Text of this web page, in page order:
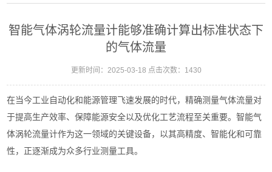
智能气体涡轮流量计能够准确计算出标准状态下
的气体流量
更新时间：2025-03-18 点击次数：1430
在当今工业自动化和能源管理飞速发展的时代，精确测量气体流量对
于提高生产效率、保障能源安全以及优化工艺流程至关重要。智能气
体涡轮流量计作为这一领域的关键设备，以其高精度、智能化和可靠
性，正逐渐成为众多行业测量工具。